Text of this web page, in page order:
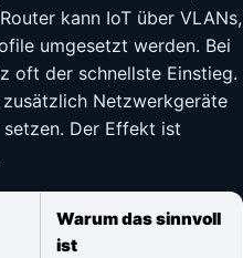
kann IoT über VLANs,
umgesetzt werden. Bei
oft der schnellste Einstieg.
Netzwerkgeräte
Der Effekt ist
Warum das sinnvoll
ist